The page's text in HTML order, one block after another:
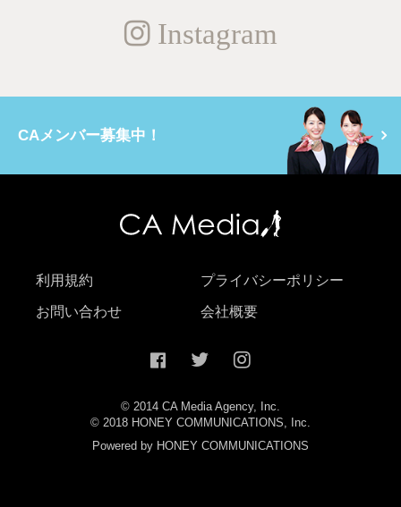
Instagram
CAメンバー募集中！
利用規約 プライバシーポリシー
お問い合わせ 会社概要
© 2014 CA Media Agency, Inc.
© 2018 HONEY COMMUNICATIONS, Inc.
Powered by HONEY COMMUNICATIONS